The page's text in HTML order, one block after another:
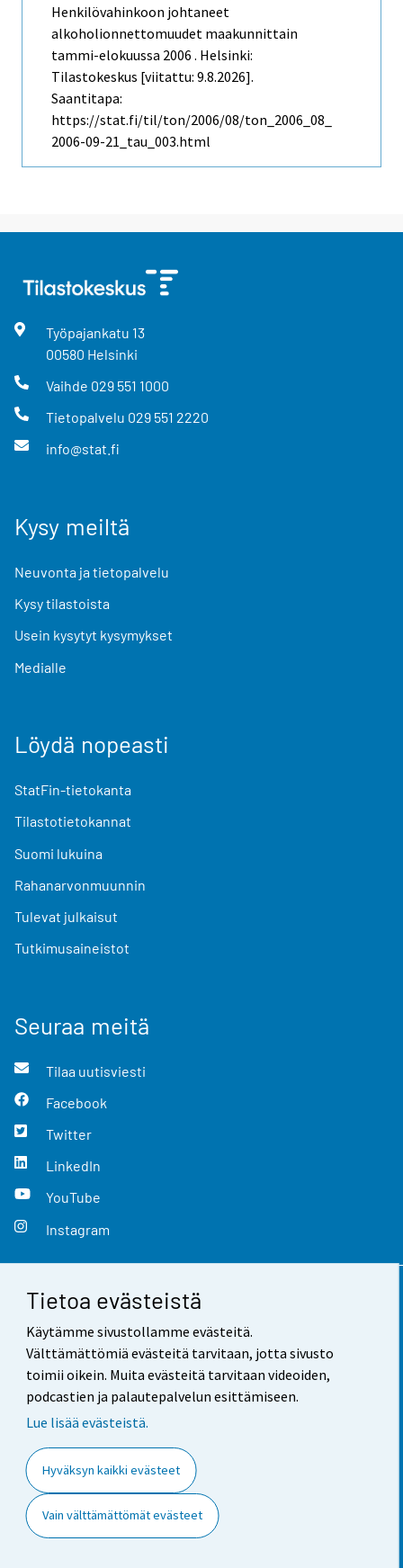
Tietoa evästeistä
Käytämme sivustollamme evästeitä.
Välttämättömiä evästeitä tarvitaan, jotta sivusto
toimii oikein. Muita evästeitä tarvitaan videoiden,
podcastien ja palautepalvelun esittämiseen.
Lue lisää evästeistä.
Hyväksyn kaikki evästeet
Vain välttämättömät evästeet
Henkilövahinkoon johtaneet
alkoholionnettomuudet maakunnittain
tammi-elokuussa 2006 . Helsinki:
Tilastokeskus [viitattu: 9.8.2026].
Saantitapa:
https://stat.fi/til/ton/2006/08/ton_2006_08_
2006-09-21_tau_003.html
Työpajankatu 13
00580 Helsinki
Vaihde 029 551 1000
Tietopalvelu 029 551 2220
info@stat.fi
Kysy meiltä
Neuvonta ja tietopalvelu
Kysy tilastoista
Usein kysytyt kysymykset
Medialle
Löydä nopeasti
StatFin-tietokanta
Tilastotietokannat
Suomi lukuina
Rahanarvonmuunnin
Tulevat julkaisut
Tutkimusaineistot
Seuraa meitä
Tilaa uutisviesti
Facebook
Twitter
LinkedIn
YouTube
Instagram
Yhteystiedot
Palaute
Käyttöehdot
Saavutettavuus
Tietoa sivustosta
Evästeasetukset